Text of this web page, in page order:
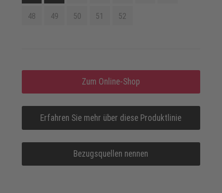
48 49 50 51 52
Zum Online-Shop
Erfahren Sie mehr über diese Produktlinie
Bezugsquellen nennen